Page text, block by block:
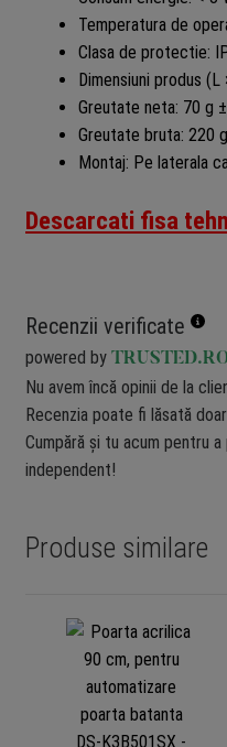
Temperatura de
Clasa de protectie:
Dimensiuni produs
Greutate neta: 70 g
Greutate bruta: 220
Montaj: Pe laterala
Descarcati fisa
Recenzii verificate
powered by
Nu avem încă opinii de la
Recenzia poate fi lăsată
Cumpără și tu acum pentru
independent!
Produse similare